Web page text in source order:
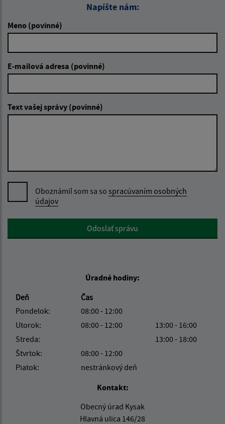
Napíšte nám:
Meno (povinné)
E-mailová adresa (povinné)
Text vašej správy (povinné)
Oboznámil som sa so spracúvaním osobných
údajov
Google reCaptcha ResponseOdoslať správu
Úradné hodiny:
Deň
Čas
Pondelok:
08:00 - 12:00
Utorok:
08:00 - 12:00
13:00 - 16:00
Streda:
13:00 - 18:00
Štvrtok:
08:00 - 12:00
Piatok:
nestránkový deň
Kontakt:
Obecný úrad Kysak
Hlavná ulica 146/28